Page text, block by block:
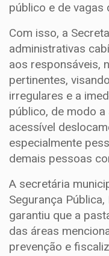
público e de vagas
Com isso, a
administrativas
aos responsáveis,
pertinentes,
irregulares e a
público, de modo
acessível
especialmente
demais pessoas
A secretária
Segurança
garantiu que a
das áreas
prevenção e